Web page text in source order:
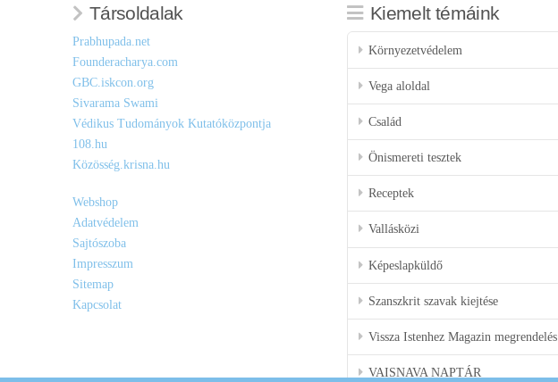
Társoldalak
Prabhupada.net
Founderacharya.com
GBC.iskcon.org
Sivarama Swami
Védikus Tudományok Kutatóközpontja
108.hu
Közösség.krisna.hu
Webshop
Adatvédelem
Sajtószoba
Impresszum
Sitemap
Kapcsolat
Kiemelt témáink
Környezetvédelem
Vega aloldal
Család
Önismereti tesztek
Receptek
Vallásközi
Képeslapküldő
Szanszkrit szavak kiejtése
Vissza Istenhez Magazin megrendelés
VAISNAVA NAPTÁR